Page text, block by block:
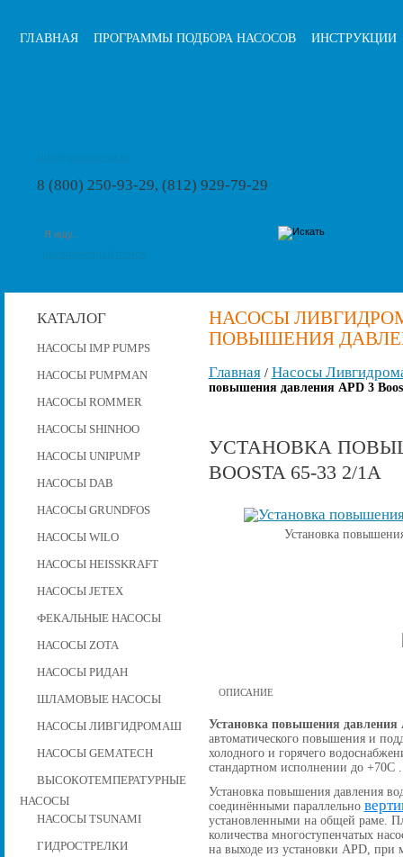
ГЛАВНАЯ ПРОГРАММЫ ПОДБОРА НАСОСОВ ИНСТРУКЦИИ
8 (800) 250-93-29, (812) 929-79-29
КАТАЛОГ
НАСОСЫ IMP PUMPS
НАСОСЫ PUMPMAN
НАСОСЫ ROMMER
НАСОСЫ SHINHOO
НАСОСЫ UNIPUMP
НАСОСЫ DAB
НАСОСЫ GRUNDFOS
НАСОСЫ WILO
НАСОСЫ HEISSKRAFT
НАСОСЫ JETEX
ФЕКАЛЬНЫЕ НАСОСЫ
НАСОСЫ ZOTA
НАСОСЫ РИДАН
ШЛАМОВЫЕ НАСОСЫ
НАСОСЫ ЛИВГИДРОМАШ
НАСОСЫ GEMATECH
ВЫСОКОТЕМПЕРАТУРНЫЕ
НАСОСЫ
НАСОСЫ TSUNAMI
ГИДРОСТРЕЛКИ
НАСОСЫ
ПОВЫШЕНИЯ
Главная/ Насосы
повышения давления APD 3
УСТАНОВКА
BOOSTA 65-33 2/1А
Установка
ОПИСАНИЕ
Установка повышения давления
автоматического повышения и
холодного и горячего
стандартном исполнении до +70С .
Установка повышения давления
соединёнными параллельно
установленными на общей раме.
количества многоступенчатых
на выходе из установки APD,